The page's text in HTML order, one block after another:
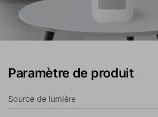
Paramètre de produit
Source de lumière